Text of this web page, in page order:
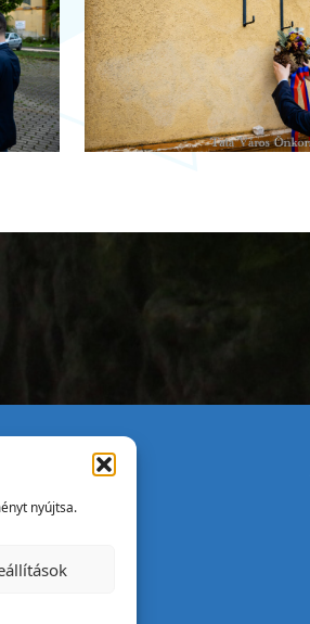
nyújtsa.